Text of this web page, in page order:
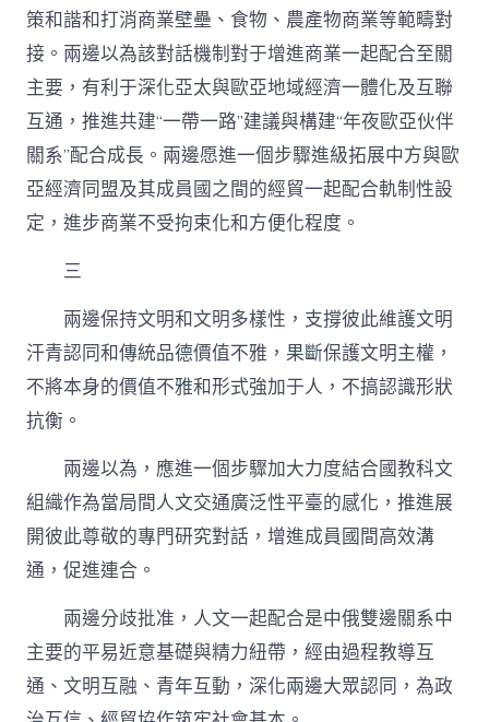
策和諧和打消商業壁壘、食物、農產物商業等範疇對
接。兩邊以為該對話機制對于增進商業一起配合至關
主要，有利于深化亞太與歐亞地域經濟一體化及互聯
互通，推進共建“一帶一路”建議與構建“年夜歐亞伙伴
關系”配合成長。兩邊愿進一個步驟進級拓展中方與歐
亞經濟同盟及其成員國之間的經貿一起配合軌制性設
定，進步商業不受拘束化和方便化程度。
三
兩邊保持文明和文明多樣性，支撐彼此維護文明
汗青認同和傳統品德價值不雅，果斷保護文明主權，
不將本身的價值不雅和形式強加于人，不搞認識形狀
抗衡。
兩邊以為，應進一個步驟加大力度結合國教科文
組織作為當局間人文交通廣泛性平臺的感化，推進展
開彼此尊敬的專門研究對話，增進成員國間高效溝
通，促進連合。
兩邊分歧批准，人文一起配合是中俄雙邊關系中
主要的平易近意基礎與精力紐帶，經由過程教導互
通、文明互融、青年互動，深化兩邊大眾認同，為政